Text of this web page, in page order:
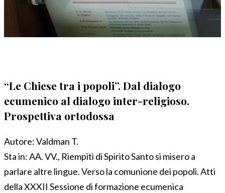
“Le Chiese tra i popoli”. Dal dialogo
ecumenico al dialogo inter-religioso.
Prospettiva ortodossa
Autore:Valdman T.
Sta in:AA. VV., Riempiti di Spirito Santo si misero a
parlare altre lingue. Verso la comunione dei popoli. Atti
della XXXII Sessione di formazione ecumenica